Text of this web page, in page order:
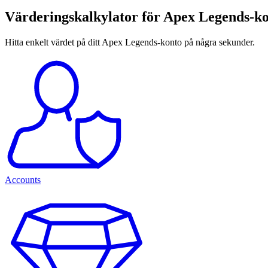
Värderingskalkylator för Apex Legends-
Hitta enkelt värdet på ditt Apex Legends-konto på några sekunder.
Accounts